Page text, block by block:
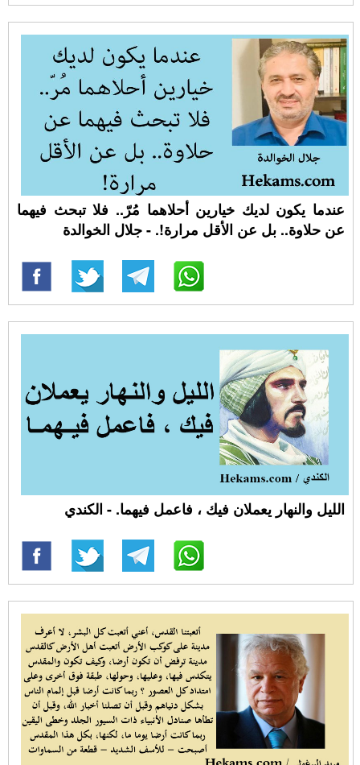
عندما يكون لديك خيارين أحلاهما مُرّ.. فلا تبحث فيهما
عن حلاوة.. بل عن الأقل مرارة!. - جلال الخوالدة
الليل والنهار يعملان فيك ، فاعمل فيهما. - الكندي